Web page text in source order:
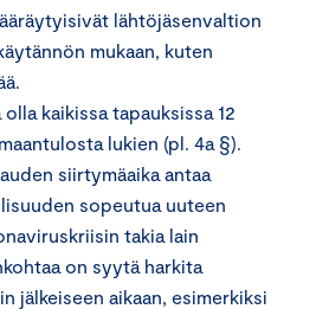
lähtöjäsenvaltion
mukaan, kuten
kaikissa tapauksissa 12
lukien (pl. 4a §).
siirtymäaika antaa
sopeutua uuteen
takia lain
on syytä harkita
jälkeiseen aikaan, esimerkiksi